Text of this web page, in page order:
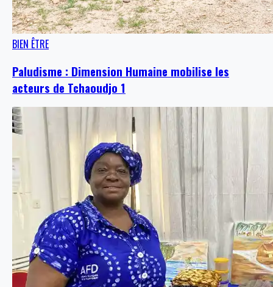
BIEN ÊTRE
Paludisme : Dimension Humaine mobilise les
acteurs de Tchaoudjo 1